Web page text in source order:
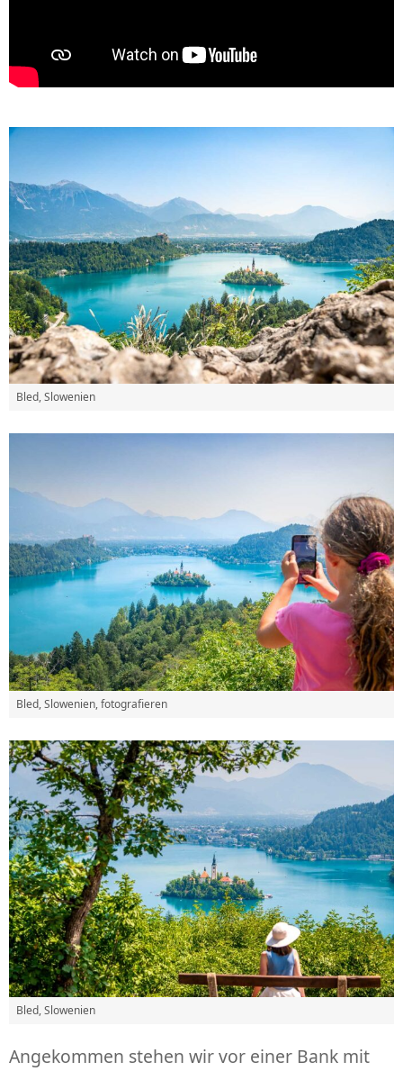
Bled, Slowenien
Bled, Slowenien, fotografieren
Bled, Slowenien
Angekommen stehen wir vor einer Bank mit